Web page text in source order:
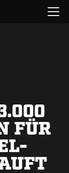
Menü
öffnen
FÜR